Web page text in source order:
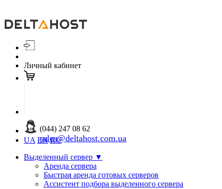
Личный кабинет
(044) 247 08 62
sales@deltahost.com.ua
UA EN RU
Выделенный сервер ▼
Аренда сервера
Быстрая аренда готовых серверов
Ассистент подбора выделенного сервера